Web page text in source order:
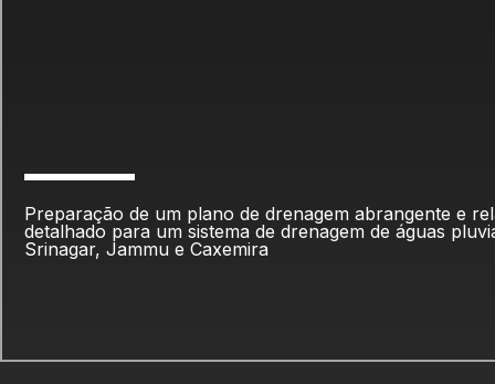
Preparação de um plano de drenagem abrangente e
detalhado para um sistema de drenagem de águas
Srinagar, Jammu e Caxemira